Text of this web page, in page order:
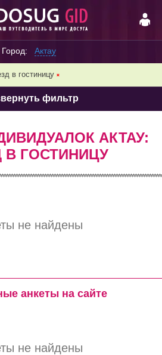
Город: Актау
в гостиницу ❌
фильтр
АКТАУ:
В ГОСТИНИЦУ
не найдены
анкеты на сайте
не найдены